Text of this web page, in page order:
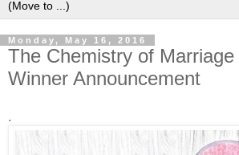
Monday, May 16, 2016
The Chemistry of
Winner Announcement
.